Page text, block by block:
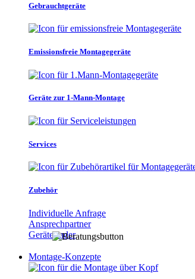
Gebrauchtgeräte
Emissionsfreie Montagegeräte
Geräte zur 1-Mann-Montage
Services
Zubehör
Individuelle Anfrage
Ansprechpartner
Gerätefinder
Montage-Konzepte